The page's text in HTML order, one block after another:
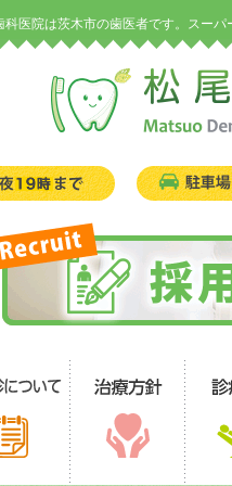
科医院は茨木市の歯医者です。スー